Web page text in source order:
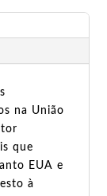
na União
que
EUA e
à